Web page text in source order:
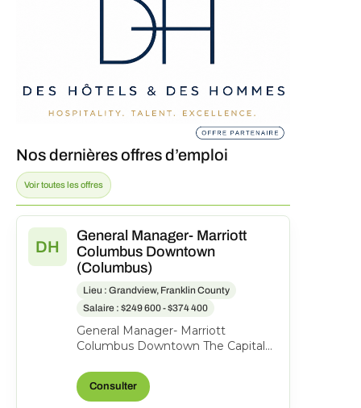
Nos dernières offres d’emploi
Voir toutes les offres
DH
General Manager- Marriott
Columbus Downtown
(Columbus)
Lieu : Grandview, Franklin County
Salaire : $249 600 - $374 400
General Manager- Marriott
Columbus Downtown The Capital
Columbus, Ohio, United States o...
Consulter